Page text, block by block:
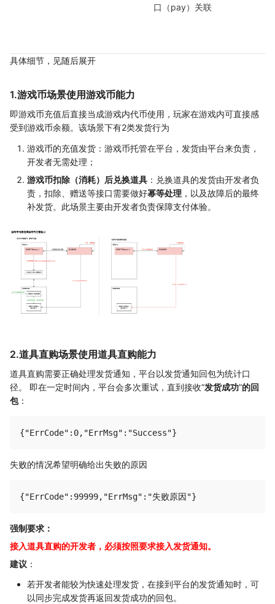
口（pay）关联
具体细节，见随后展开
1.游戏币场景使用游戏币能力
即游戏币充值后直接当成游戏内代币使用，玩家在游戏内可直接感
受到游戏币余额。该场景下有2类发货行为
游戏币的充值发货：游戏币托管在平台，发货由平台来负责，
开发者无需处理；
游戏币扣除（消耗）后兑换道具 ：兑换道具的发货由开发者负
责，扣除、赠送等接口需要做好幂等处理 ，以及故障后的最终
补发货。此场景主要由开发者负责保障支付体验。
2.道具直购场景使用道具直购能力
道具直购需要正确处理发货通知，平台以发货通知回包为统计口
径。 即在一定时间内，平台会多次重试，直到接收“发货成功”的回
包：
失败的情况希望明确给出失败的原因
强制要求：
接入道具直购的开发者，必须按照要求接入发货通知。
建议 ：
若开发者能较为快速处理发货，在接到平台的发货通知时，可
以同步完成发货再返回发货成功的回包。